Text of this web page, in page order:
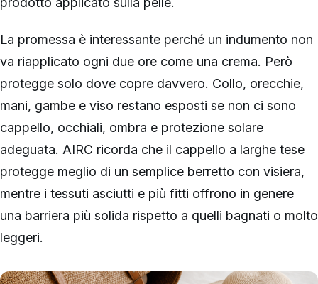
La promessa è interessante perché un indumento non
va riapplicato ogni due ore come una crema. Però
protegge solo dove copre davvero. Collo, orecchie,
mani, gambe e viso restano esposti se non ci sono
cappello, occhiali, ombra e protezione solare
adeguata. AIRC ricorda che il cappello a larghe tese
protegge meglio di un semplice berretto con visiera,
mentre i tessuti asciutti e più fitti offrono in genere
una barriera più solida rispetto a quelli bagnati o molto
leggeri.